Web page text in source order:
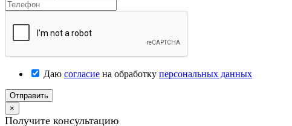
Даю согласие на обработку персональных данных
Отправить
×
Получите консультацию